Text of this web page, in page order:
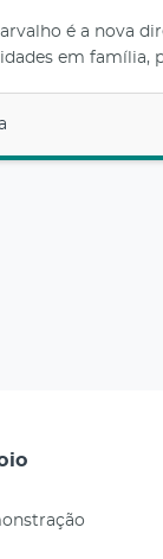
é a nova
em família,